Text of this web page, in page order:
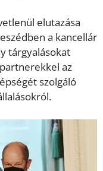
elutazása
a kancellár
tárgyalásokat
az
szolgáló